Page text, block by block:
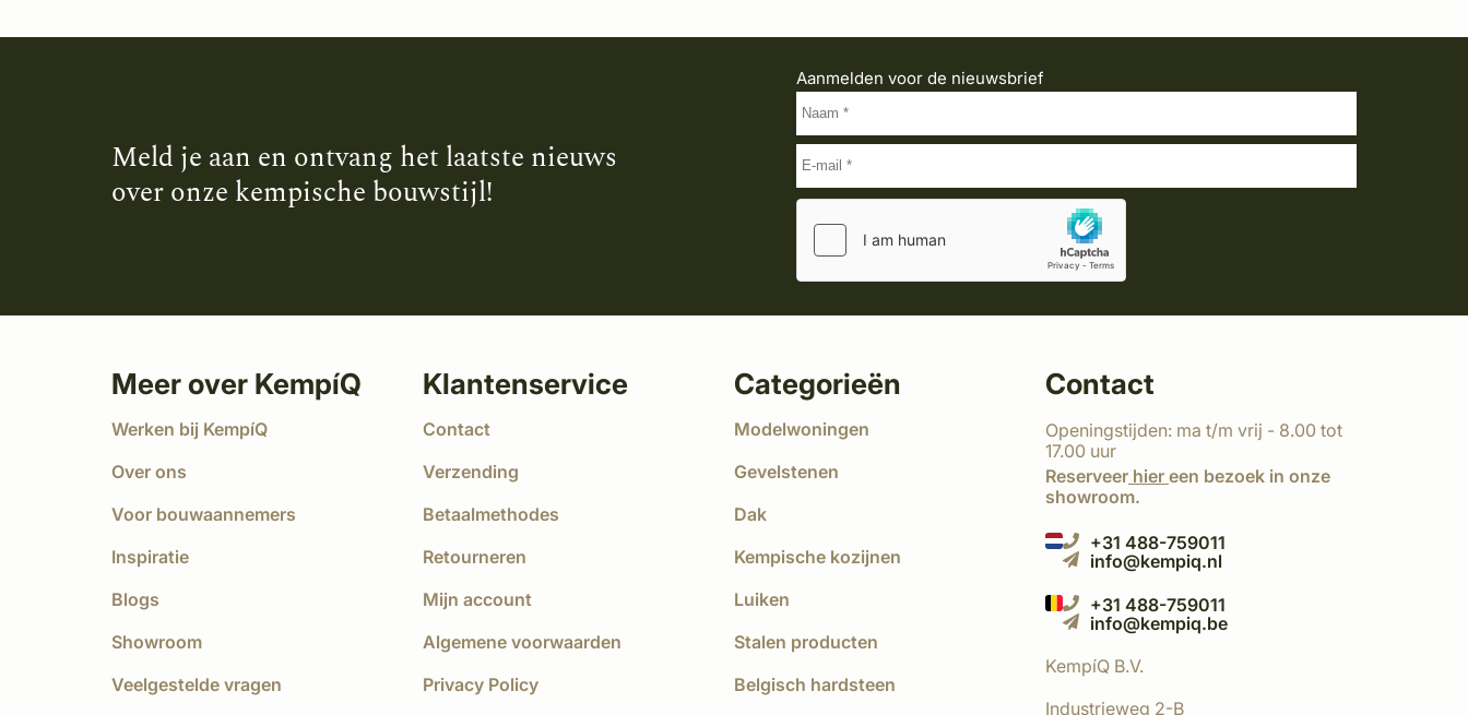
Meld je aan en ontvang het laatste nieuws
over onze kempische bouwstijl!
Aanmelden voor de nieuwsbrief
Meer over KempíQ
Werken bij KempíQ
Over ons
Voor bouwaannemers
Inspiratie
Blogs
Showroom
Veelgestelde vragen
Klantenservice
Contact
Verzending
Betaalmethodes
Retourneren
Mijn account
Algemene voorwaarden
Privacy Policy
Categorieën
Modelwoningen
Gevelstenen
Dak
Kempische kozijnen
Luiken
Stalen producten
Belgisch hardsteen
Contact
Openingstijden: ma t/m vrij - 8.00 tot
17.00 uur
Reserveer hier een bezoek in onze
showroom.
+31 488-759011
info@kempiq.nl
+31 488-759011
info@kempiq.be
KempíQ B.V.
Industrieweg 2-B